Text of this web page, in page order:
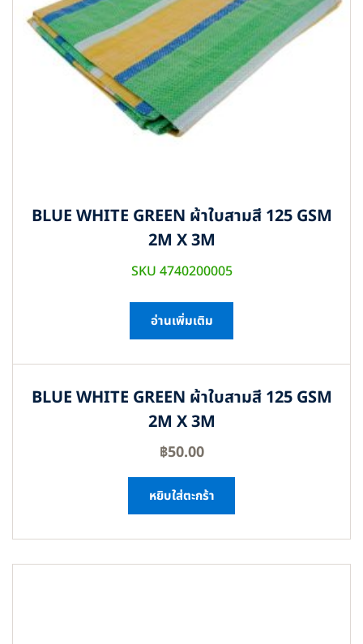
BLUE WHITE GREEN ผ้าใบสามสี 125 GSM
2M X 3M
SKU 4740200005
อ่านเพิ่มเติม
BLUE WHITE GREEN ผ้าใบสามสี 125 GSM
2M X 3M
฿50.00
หยิบใส่ตะกร้า